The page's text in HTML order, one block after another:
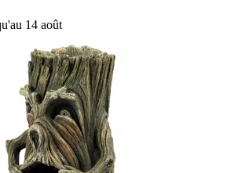
14 août